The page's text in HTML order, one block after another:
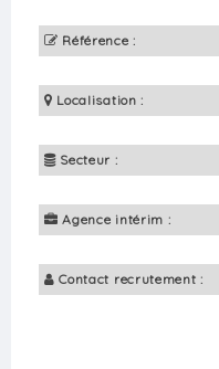
Référence :
Localisation :
Secteur :
Agence intérim :
Contact recrutement :